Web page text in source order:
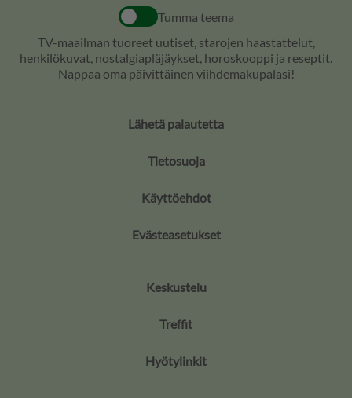
Tumma teema
TV-maailman tuoreet uutiset, starojen haastattelut,
henkilökuvat, nostalgiapläjäykset, horoskooppi ja reseptit.
Nappaa oma päivittäinen viihdemakupalasi!
Lähetä palautetta
Tietosuoja
Käyttöehdot
Evästeasetukset
Keskustelu
Treffit
Hyötylinkit